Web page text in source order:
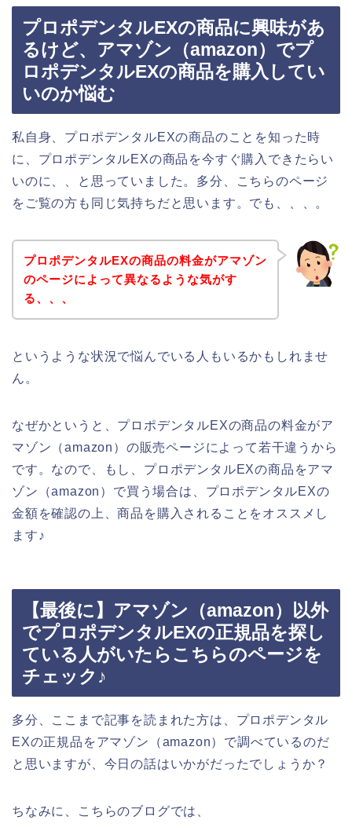
プロポデンタルEXの商品に興味があ
るけど、アマゾン（amazon）でプ
ロポデンタルEXの商品を購入してい
いのか悩む
私自身、プロポデンタルEXの商品のことを知った時
に、プロポデンタルEXの商品を今すぐ購入できたらい
いのに、、と思っていました。多分、こちらのページ
をご覧の方も同じ気持ちだと思います。でも、、、。
プロポデンタルEXの商品の料金がアマゾン
のページによって異なるような気がす
る、、、
というような状況で悩んでいる人もいるかもしれませ
ん。
なぜかというと、プロポデンタルEXの商品の料金がア
マゾン（amazon）の販売ページによって若干違うから
です。なので、もし、プロポデンタルEXの商品をアマ
ゾン（amazon）で買う場合は、プロポデンタルEXの
金額を確認の上、商品を購入されることをオススメし
ます♪
【最後に】アマゾン（amazon）以外
でプロポデンタルEXの正規品を探し
ている人がいたらこちらのページを
チェック♪
多分、ここまで記事を読まれた方は、プロポデンタル
EXの正規品をアマゾン（amazon）で調べているのだ
と思いますが、今日の話はいかがだったでしょうか？
ちなみに、こちらのブログでは、